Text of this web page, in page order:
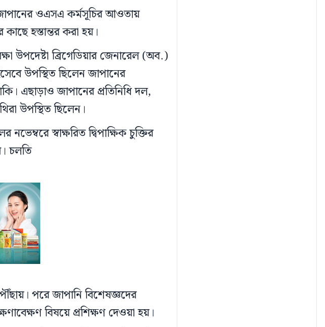
ওএসএ কর্মসূচির আওতায়
হস্তান্তর করা হয়।
উপদেষ্টা ব্রিগেডিয়ার জেনারেল (অব.)
উপস্থিত ছিলেন জাপানের
এছাড়াও জাপানের প্রতিনিধি দল,
উপস্থিত ছিলেন।
স্বাক্ষরিত দ্বিপাক্ষিক চুক্তির
চলতি
পরে জাপানি বিশেষজ্ঞদের
বিষয়ে প্রশিক্ষণ দেওয়া হয়।